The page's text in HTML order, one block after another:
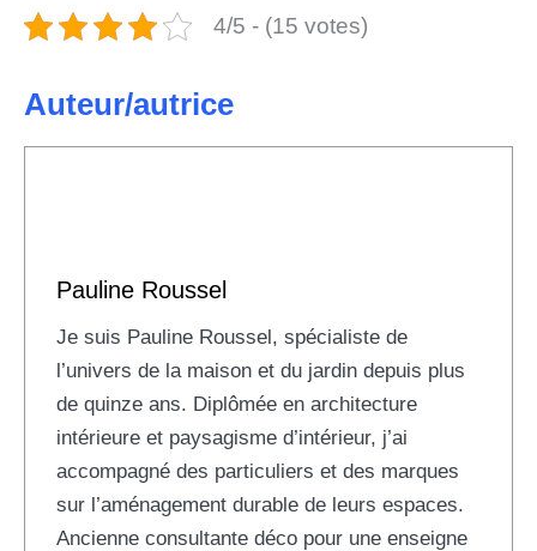
4/5 - (15 votes)
Auteur/autrice
Pauline Roussel
Je suis Pauline Roussel, spécialiste de
l’univers de la maison et du jardin depuis plus
de quinze ans. Diplômée en architecture
intérieure et paysagisme d’intérieur, j’ai
accompagné des particuliers et des marques
sur l’aménagement durable de leurs espaces.
Ancienne consultante déco pour une enseigne